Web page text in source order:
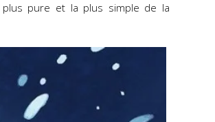
plus pure et la plus simple de la